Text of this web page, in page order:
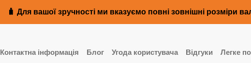
🧳 Для вашої зручності ми вказуємо повні зовнішні розміри
Контактна інформація Блог Угода користувача Відгуки Легке